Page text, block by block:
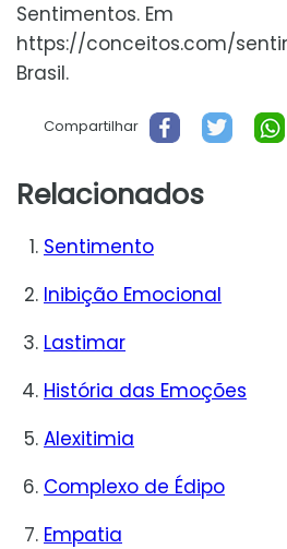
Sentimentos. Em
https://conceitos.com/
Brasil.
Compartilhar
Relacionados
Sentimento
Inibição Emocional
Lastimar
História das Emoções
Alexitimia
Complexo de Édipo
Empatia